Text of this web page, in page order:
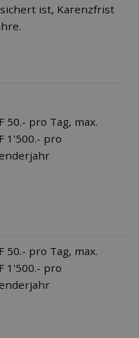
ist, Karenzfrist
50.- pro Tag, max.
1'500.- pro
50.- pro Tag, max.
1'500.- pro